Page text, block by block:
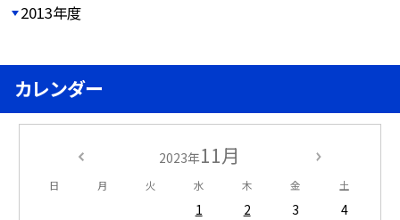
2013年度
カレンダー
2023年11月
日 月 火 水 木 金 土
1 2 3
4